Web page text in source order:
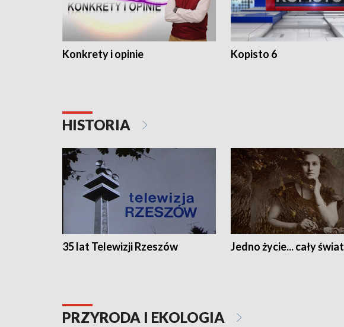
Konkrety i opinie Kopisto 6
HISTORIA
35 lat Telewizji Rzeszów Jedno życie... cały świat
PRZYRODA I EKOLOGIA